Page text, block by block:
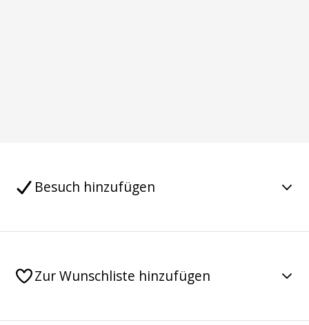
Besuch hinzufügen
Zur Wunschliste hinzufügen